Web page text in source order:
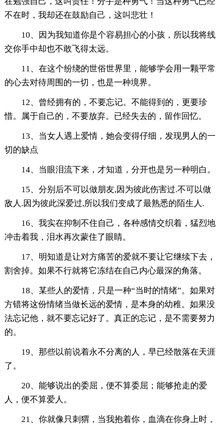
不在时，我却还在鼓励自己，这叫悲壮！
10、因为我知道你是个容易担心的小孩，所以我将线
交你手中却也不敢飞得太远。
11、在这个纷绕的世俗世界里，能够学会用一颗平常
的心去对待周围的一切，也是一种境界。
12、曾经拥有的，不要忘记。不能得到的，更要珍
惜。属于自己的，不要放弃。已经失去的，留作回忆。
13、当女人遇上爱情，她会变得仔细，发现男人的一
切的缺点
14、当眼泪流下来，才知道，分开也是另一种明白。
15、分别后不可以做朋友,因为彼此伤害过.不可以做
敌人.因为彼此深爱过,所以我们变成了最熟悉的陌生人.
16、我实在抑制不住自己，各种感情交织着，猛烈地
冲击着我，泪水再次蒙住了眼睛。
17、明知道是让对方痛苦的爱就不要让它继续下去，
割舍掉。如果不行就将它冻结在自己内心最深的角落。
18、某些人的爱情，只是一种“当时的情绪”。如果对
方错将这份情绪当做长远的爱情，是本身的幼稚。如果没
法忘记他，就不要忘记好了。真正的忘记，是不需要努力
的。
19、那些以前说着永不分离的人，早已经散落在天涯
了。
20、能够说出的委屈，便不算委屈；能够抢走的爱
人，便不算爱人。
21、你就像只刺猬，当我抱着你，血滴在你身上时，